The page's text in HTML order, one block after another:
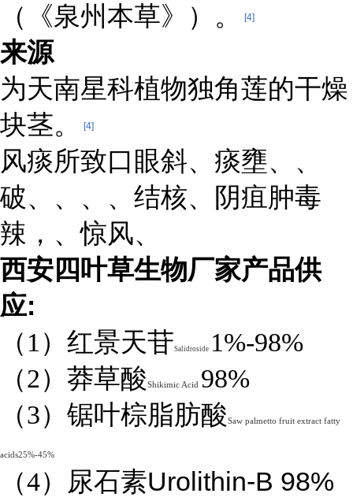
（《泉州本草》）。
[4]
来源
为天南星科植物独角莲的干燥
块茎。
[4]
风痰所致口眼斜、痰壅、、
破、、、、结核、阴疽肿毒
辣，、惊风、
西安四叶草生物厂家产品供
应:
（1）红景天苷Salidroside 1%-98%
（2）莽草酸Shikimic Acid 98%
（3）锯叶棕脂肪酸Saw palmetto fruit extract fatty
acids25%-45%
（4） 尿石素Urolithin-B 98%